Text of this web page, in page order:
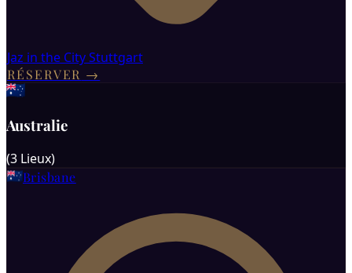
Jaz in the City Stuttgart
RÉSERVER →
Australie
(3 Lieux)
Brisbane